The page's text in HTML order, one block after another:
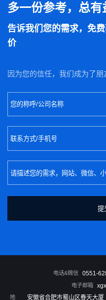
多一份参考，总有
告诉我们您的需求，免
价
因为您的信任，我们成为了朋
电话&微信 0551-
电子邮箱
地
安徽省合肥市蜀山区春天大厦